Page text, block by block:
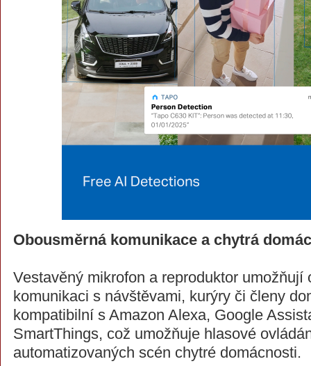
Obousměrná komunikace a chytrá
Vestavěný mikrofon a reproduktor umožňují
komunikaci s návštěvami, kurýry či členy
kompatibilní s Amazon Alexa, Google
SmartThings, což umožňuje hlasové
automatizovaných scén chytré domácnosti.